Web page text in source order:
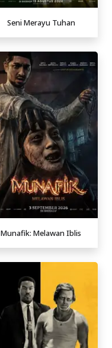
Seni Merayu Tuhan
Munafik: Melawan Iblis